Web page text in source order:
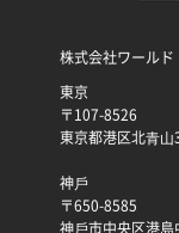
株式会社ワールド
東京
〒107-8526
東京都港区北⻘
神⼾
〒650-8585
神⼾市中央区港